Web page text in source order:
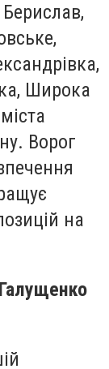
Широка
Ворог
на